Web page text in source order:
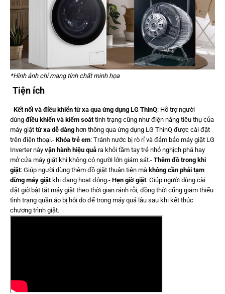
*Hình ảnh chỉ mang tính chất minh họa
Tiện ích
- Kết nối và điều khiển từ xa qua ứng dụng LG ThinQ: Hỗ trợ người
dùng điều khiển và kiểm soáttình trạng cũng như điện năng tiêu thụ của
máy giặt từ xa dễ dàng hơn thông qua ứng dụng LG ThinQ được cài đặt
trên điện thoại.- Khóa trẻ em: Tránh nước bị rò rỉ và đảm bảo máy giặt LG
Inverter này vận hành hiệu quả ra khỏi tầm tay trẻ nhỏ nghịch phá hay
mở cửa máy giặt khi không có người lớn giám sát.- Thêm đồ trong khi
giặt: Giúp người dùng thêm đồ giặt thuận tiện mà không cần phải tạm
dừng máy giặtkhi đang hoạt động.- Hẹn giờ giặt: Giúp người dùng cài
đặt giờ bật tắt máy giặt theo thời gian rảnh rỗi, đồng thời cũng giảm thiểu
tình trạng quần áo bị hôi do để trong máy quá lâu sau khi kết thúc
chương trình giặt.